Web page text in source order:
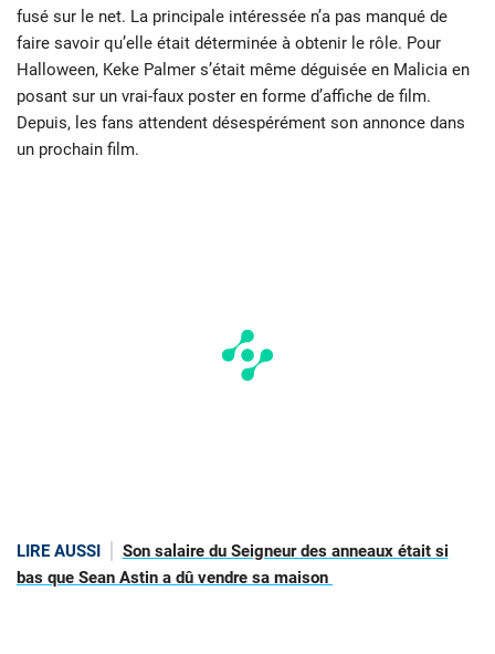
fusé sur le net. La principale intéressée n’a pas manqué de
faire savoir qu’elle était déterminée à obtenir le rôle. Pour
Halloween, Keke Palmer s’était même déguisée en Malicia en
posant sur un vrai-faux poster en forme d’affiche de film.
Depuis, les fans attendent désespérément son annonce dans
un prochain film.
LIRE AUSSI
Son salaire du Seigneur des anneaux était si
bas que Sean Astin a dû vendre sa maison